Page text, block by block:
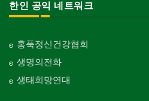
한인 공익 네트워크
홍푹정신건강협회
생명의전화
생태희망연대